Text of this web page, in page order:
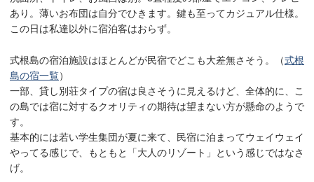
あり。薄いお布団は自分でひきます。鍵も至ってカジュアル仕様。
この日は私達以外に宿泊客はおらず。
式根島の宿泊施設はほとんどが民宿でどこも大差無さそう。（式根
島の宿一覧）
一部、貸し別荘タイプの宿は良さそうに見えるけど、全体的に、こ
の島では宿に対するクオリティの期待は望まない方が懸命のようで
す。
基本的には若い学生集団が夏に来て、民宿に泊まってウェイウェイ
やってる感じで、もともと「大人のリゾート」という感じではなさ
げ。